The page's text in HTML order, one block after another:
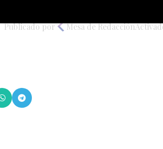
Publicado por Mesa de Redacción